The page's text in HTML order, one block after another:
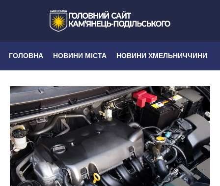
ГОЛОВНА НОВИНИ МІСТА НОВИНИ ХМЕЛЬНИЧЧИНИ